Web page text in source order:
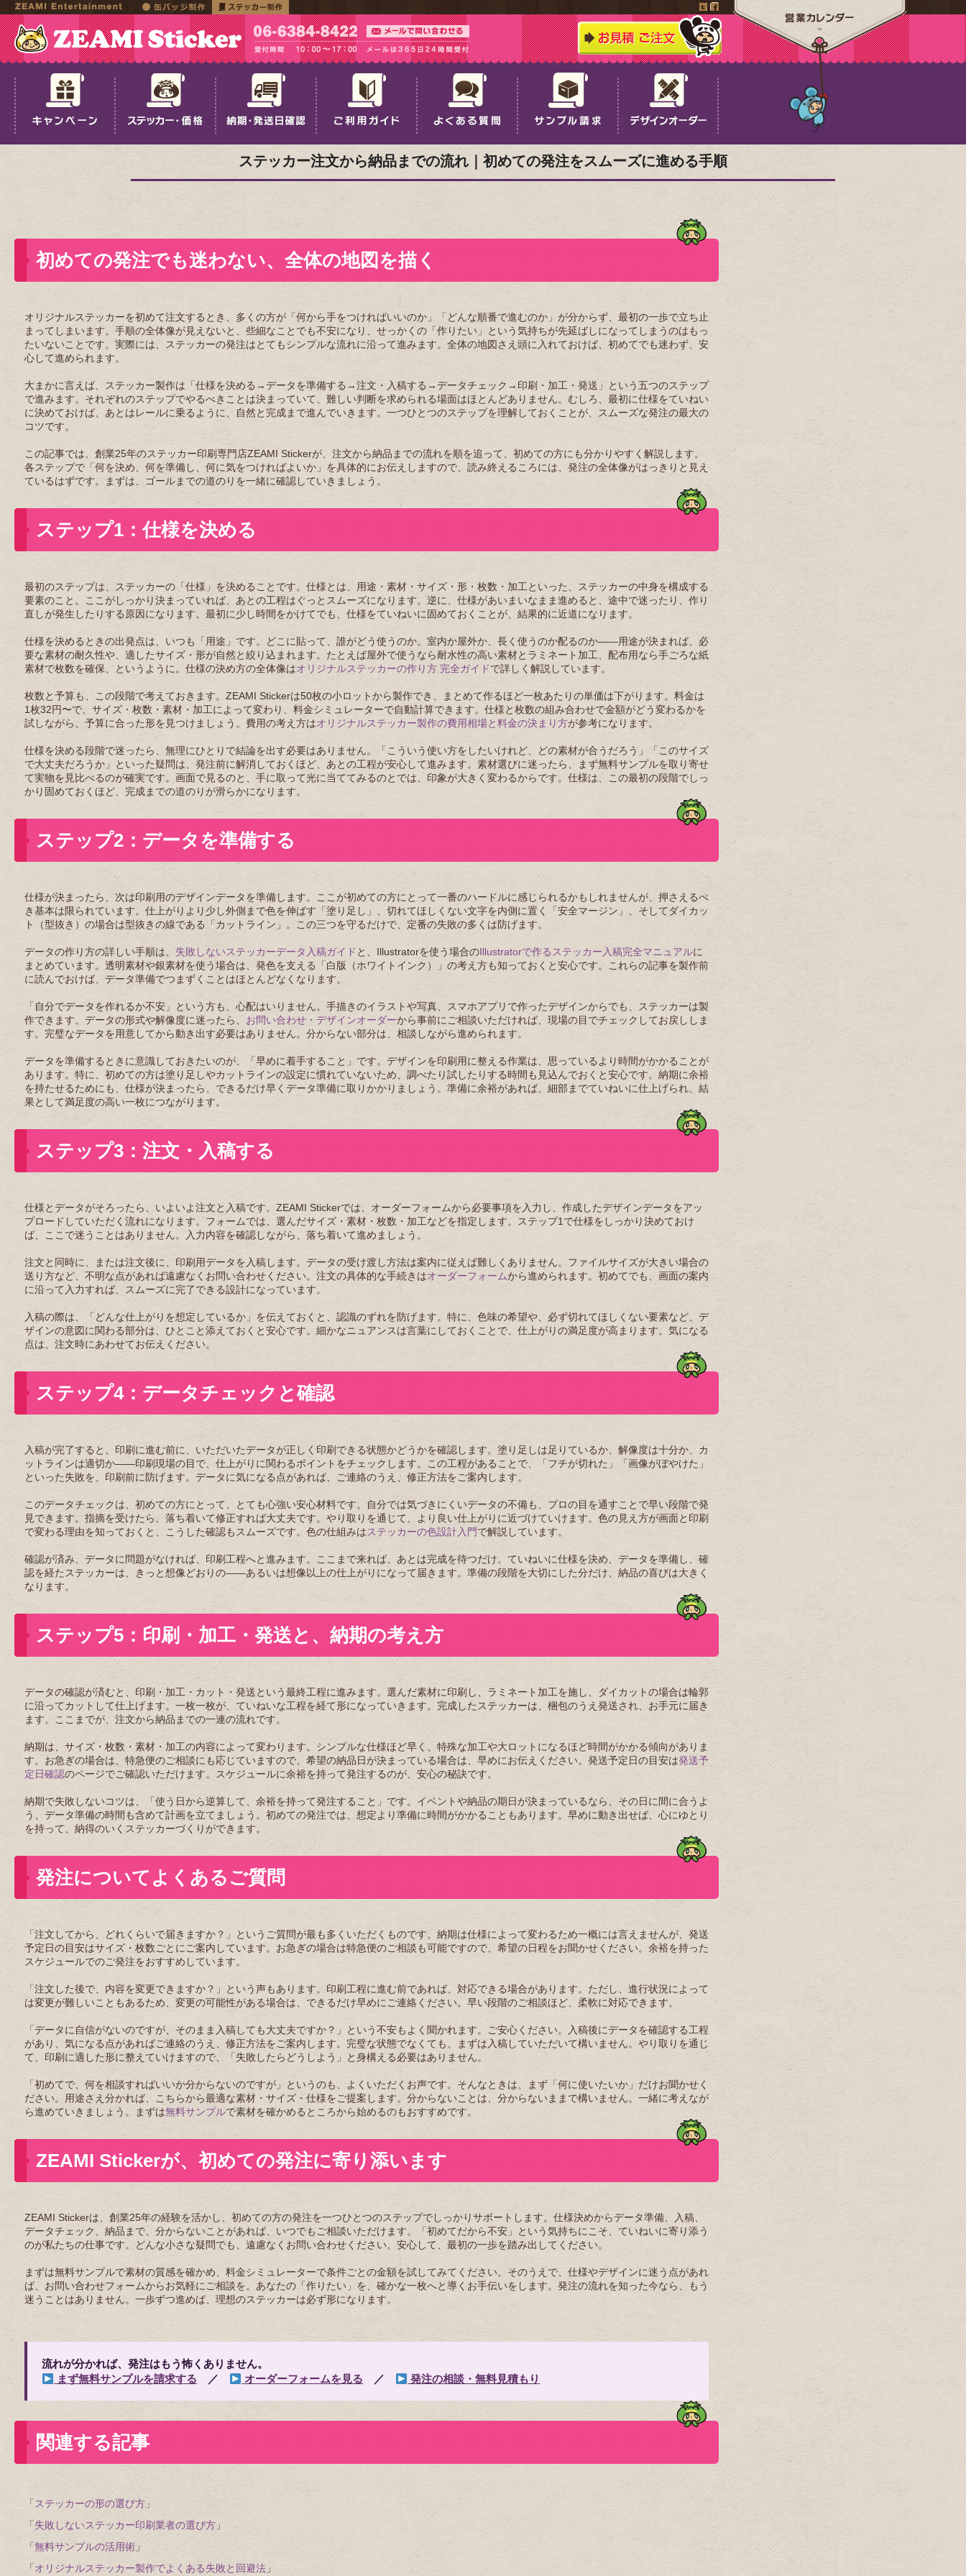
ステッカー注文から納品までの流れ｜初めての発注をスムーズに進める手順
初めての発注でも迷わない、全体の地図を描く
オリジナルステッカーを初めて注文するとき、多くの方が「何から手をつければいいのか」「どんな順番で進むのか」が分からず、最初の一歩で立ち止
まってしまいます。手順の全体像が見えないと、些細なことでも不安になり、せっかくの「作りたい」という気持ちが先延ばしになってしまうのはもっ
たいないことです。実際には、ステッカーの発注はとてもシンプルな流れに沿って進みます。全体の地図さえ頭に入れておけば、初めてでも迷わず、安
心して進められます。
大まかに言えば、ステッカー製作は「仕様を決める→データを準備する→注文・入稿する→データチェック→印刷・加工・発送」という五つのステップ
で進みます。それぞれのステップでやるべきことは決まっていて、難しい判断を求められる場面はほとんどありません。むしろ、最初に仕様をていねい
に決めておけば、あとはレールに乗るように、自然と完成まで進んでいきます。一つひとつのステップを理解しておくことが、スムーズな発注の最大の
コツです。
この記事では、創業25年のステッカー印刷専門店ZEAMI Stickerが、注文から納品までの流れを順を追って、初めての方にも分かりやすく解説します。
各ステップで「何を決め、何を準備し、何に気をつければよいか」を具体的にお伝えしますので、読み終えるころには、発注の全体像がはっきりと見え
ているはずです。まずは、ゴールまでの道のりを一緒に確認していきましょう。
ステップ1：仕様を決める
最初のステップは、ステッカーの「仕様」を決めることです。仕様とは、用途・素材・サイズ・形・枚数・加工といった、ステッカーの中身を構成する
要素のこと。ここがしっかり決まっていれば、あとの工程はぐっとスムーズになります。逆に、仕様があいまいなまま進めると、途中で迷ったり、作り
直しが発生したりする原因になります。最初に少し時間をかけてでも、仕様をていねいに固めておくことが、結果的に近道になります。
仕様を決めるときの出発点は、いつも「用途」です。どこに貼って、誰がどう使うのか。室内か屋外か、長く使うのか配るのか——用途が決まれば、必
要な素材の耐久性や、適したサイズ・形が自然と絞り込まれます。たとえば屋外で使うなら耐水性の高い素材とラミネート加工、配布用なら手ごろな紙
素材で枚数を確保、というように。仕様の決め方の全体像はオリジナルステッカーの作り方 完全ガイドで詳しく解説しています。
枚数と予算も、この段階で考えておきます。ZEAMI Stickerは50枚の小ロットから製作でき、まとめて作るほど一枚あたりの単価は下がります。料金は
1枚32円〜で、サイズ・枚数・素材・加工によって変わり、料金シミュレーターで自動計算できます。仕様と枚数の組み合わせで金額がどう変わるかを
試しながら、予算に合った形を見つけましょう。費用の考え方はオリジナルステッカー製作の費用相場と料金の決まり方が参考になります。
仕様を決める段階で迷ったら、無理にひとりで結論を出す必要はありません。「こういう使い方をしたいけれど、どの素材が合うだろう」「このサイズ
で大丈夫だろうか」といった疑問は、発注前に解消しておくほど、あとの工程が安心して進みます。素材選びに迷ったら、まず無料サンプルを取り寄せ
て実物を見比べるのが確実です。画面で見るのと、手に取って光に当ててみるのとでは、印象が大きく変わるからです。仕様は、この最初の段階でしっ
かり固めておくほど、完成までの道のりが滑らかになります。
ステップ2：データを準備する
仕様が決まったら、次は印刷用のデザインデータを準備します。ここが初めての方にとって一番のハードルに感じられるかもしれませんが、押さえるべ
き基本は限られています。仕上がりより少し外側まで色を伸ばす「塗り足し」、切れてほしくない文字を内側に置く「安全マージン」、そしてダイカッ
ト（型抜き）の場合は型抜きの線である「カットライン」。この三つを守るだけで、定番の失敗の多くは防げます。
データの作り方の詳しい手順は、 失敗しないステッカーデータ入稿ガイド と、Illustratorを使う場合のIllustratorで作るステッカー入稿完全マニュアルに
まとめています。透明素材や銀素材を使う場合は、発色を支える「白版（ホワイトインク）」の考え方も知っておくと安心です。これらの記事を製作前
に読んでおけば、データ準備でつまずくことはほとんどなくなります。
「自分でデータを作れるか不安」という方も、心配はいりません。手描きのイラストや写真、スマホアプリで作ったデザインからでも、ステッカーは製
作できます。データの形式や解像度に迷ったら、 お問い合わせ・デザインオーダーから事前にご相談いただければ、現場の目でチェックしてお戻ししま
す。完璧なデータを用意してから動き出す必要はありません。分からない部分は、相談しながら進められます。
データを準備するときに意識しておきたいのが、「早めに着手すること」です。デザインを印刷用に整える作業は、思っているより時間がかかることが
あります。特に、初めての方は塗り足しやカットラインの設定に慣れていないため、調べたり試したりする時間も見込んでおくと安心です。納期に余裕
を持たせるためにも、仕様が決まったら、できるだけ早くデータ準備に取りかかりましょう。準備に余裕があれば、細部までていねいに仕上げられ、結
果として満足度の高い一枚につながります。
ステップ3：注文・入稿する
仕様とデータがそろったら、いよいよ注文と入稿です。ZEAMI Stickerでは、オーダーフォームから必要事項を入力し、作成したデザインデータをアッ
プロードしていただく流れになります。フォームでは、選んだサイズ・素材・枚数・加工などを指定します。ステップ1で仕様をしっかり決めておけ
ば、ここで迷うことはありません。入力内容を確認しながら、落ち着いて進めましょう。
注文と同時に、または注文後に、印刷用データを入稿します。データの受け渡し方法は案内に従えば難しくありません。ファイルサイズが大きい場合の
送り方など、不明な点があれば遠慮なくお問い合わせください。注文の具体的な手続きはオーダーフォームから進められます。初めてでも、画面の案内
に沿って入力すれば、スムーズに完了できる設計になっています。
入稿の際は、「どんな仕上がりを想定しているか」を伝えておくと、認識のずれを防げます。特に、色味の希望や、必ず切れてほしくない要素など、デ
ザインの意図に関わる部分は、ひとこと添えておくと安心です。細かなニュアンスは言葉にしておくことで、仕上がりの満足度が高まります。気になる
点は、注文時にあわせてお伝えください。
ステップ4：データチェックと確認
入稿が完了すると、印刷に進む前に、いただいたデータが正しく印刷できる状態かどうかを確認します。塗り足しは足りているか、解像度は十分か、カ
ットラインは適切か——印刷現場の目で、仕上がりに関わるポイントをチェックします。この工程があることで、「フチが切れた」「画像がぼやけた」
といった失敗を、印刷前に防げます。データに気になる点があれば、ご連絡のうえ、修正方法をご案内します。
このデータチェックは、初めての方にとって、とても心強い安心材料です。自分では気づきにくいデータの不備も、プロの目を通すことで早い段階で発
見できます。指摘を受けたら、落ち着いて修正すれば大丈夫です。やり取りを通じて、より良い仕上がりに近づけていけます。色の見え方が画面と印刷
で変わる理由を知っておくと、こうした確認もスムーズです。色の仕組みはステッカーの色設計入門で解説しています。
確認が済み、データに問題がなければ、印刷工程へと進みます。ここまで来れば、あとは完成を待つだけ。ていねいに仕様を決め、データを準備し、確
認を経たステッカーは、きっと想像どおりの——あるいは想像以上の仕上がりになって届きます。準備の段階を大切にした分だけ、納品の喜びは大きく
なります。
ステップ5：印刷・加工・発送と、納期の考え方
データの確認が済むと、印刷・加工・カット・発送という最終工程に進みます。選んだ素材に印刷し、ラミネート加工を施し、ダイカットの場合は輪郭
に沿ってカットして仕上げます。一枚一枚が、ていねいな工程を経て形になっていきます。完成したステッカーは、梱包のうえ発送され、お手元に届き
ます。ここまでが、注文から納品までの一連の流れです。
納期は、サイズ・枚数・素材・加工の内容によって変わります。シンプルな仕様ほど早く、特殊な加工や大ロットになるほど時間がかかる傾向がありま
す。お急ぎの場合は、特急便のご相談にも応じていますので、希望の納品日が決まっている場合は、早めにお伝えください。発送予定日の目安は発送予
定日確認のページでご確認いただけます。スケジュールに余裕を持って発注するのが、安心の秘訣です。
納期で失敗しないコツは、「使う日から逆算して、余裕を持って発注すること」です。イベントや納品の期日が決まっているなら、その日に間に合うよ
う、データ準備の時間も含めて計画を立てましょう。初めての発注では、想定より準備に時間がかかることもあります。早めに動き出せば、心にゆとり
を持って、納得のいくステッカーづくりができます。
発注についてよくあるご質問
「注文してから、どれくらいで届きますか？」というご質問が最も多くいただくものです。納期は仕様によって変わるため一概には言えませんが、発送
予定日の目安はサイズ・枚数ごとにご案内しています。お急ぎの場合は特急便のご相談も可能ですので、希望の日程をお聞かせください。余裕を持った
スケジュールでのご発注をおすすめしています。
「注文した後で、内容を変更できますか？」という声もあります。印刷工程に進む前であれば、対応できる場合があります。ただし、進行状況によって
は変更が難しいこともあるため、変更の可能性がある場合は、できるだけ早めにご連絡ください。早い段階のご相談ほど、柔軟に対応できます。
「データに自信がないのですが、そのまま入稿しても大丈夫ですか？」という不安もよく聞かれます。ご安心ください。入稿後にデータを確認する工程
があり、気になる点があればご連絡のうえ、修正方法をご案内します。完璧な状態でなくても、まずは入稿していただいて構いません。やり取りを通じ
て、印刷に適した形に整えていけますので、「失敗したらどうしよう」と身構える必要はありません。
「初めてで、何を相談すればいいか分からないのですが」というのも、よくいただくお声です。そんなときは、まず「何に使いたいか」だけお聞かせく
ださい。用途さえ分かれば、こちらから最適な素材・サイズ・仕様をご提案します。分からないことは、分からないままで構いません。一緒に考えなが
ら進めていきましょう。まずは無料サンプルで素材を確かめるところから始めるのもおすすめです。
ZEAMI Stickerが、初めての発注に寄り添います
ZEAMI Stickerは、創業25年の経験を活かし、初めての方の発注を一つひとつのステップでしっかりサポートします。仕様決めからデータ準備、入稿、
データチェック、納品まで、分からないことがあれば、いつでもご相談いただけます。「初めてだから不安」という気持ちにこそ、ていねいに寄り添う
のが私たちの仕事です。どんな小さな疑問でも、遠慮なくお問い合わせください。安心して、最初の一歩を踏み出してください。
まずは無料サンプルで素材の質感を確かめ、料金シミュレーターで条件ごとの金額を試してみてください。そのうえで、仕様やデザインに迷う点があれ
ば、お問い合わせフォームからお気軽にご相談を。あなたの「作りたい」を、確かな一枚へと導くお手伝いをします。発注の流れを知った今なら、もう
迷うことはありません。一歩ずつ進めば、理想のステッカーは必ず形になります。
流れが分かれば、発注はもう怖くありません。
まず無料サンプルを請求する ／ オーダーフォームを見る ／ 発注の相談・無料見積もり
関連する記事
「 ステッカーの形の選び方 」
「失敗しないステッカー印刷業者の選び方 」
「 無料サンプルの活用術 」
「 オリジナルステッカー製作でよくある失敗と回避法 」